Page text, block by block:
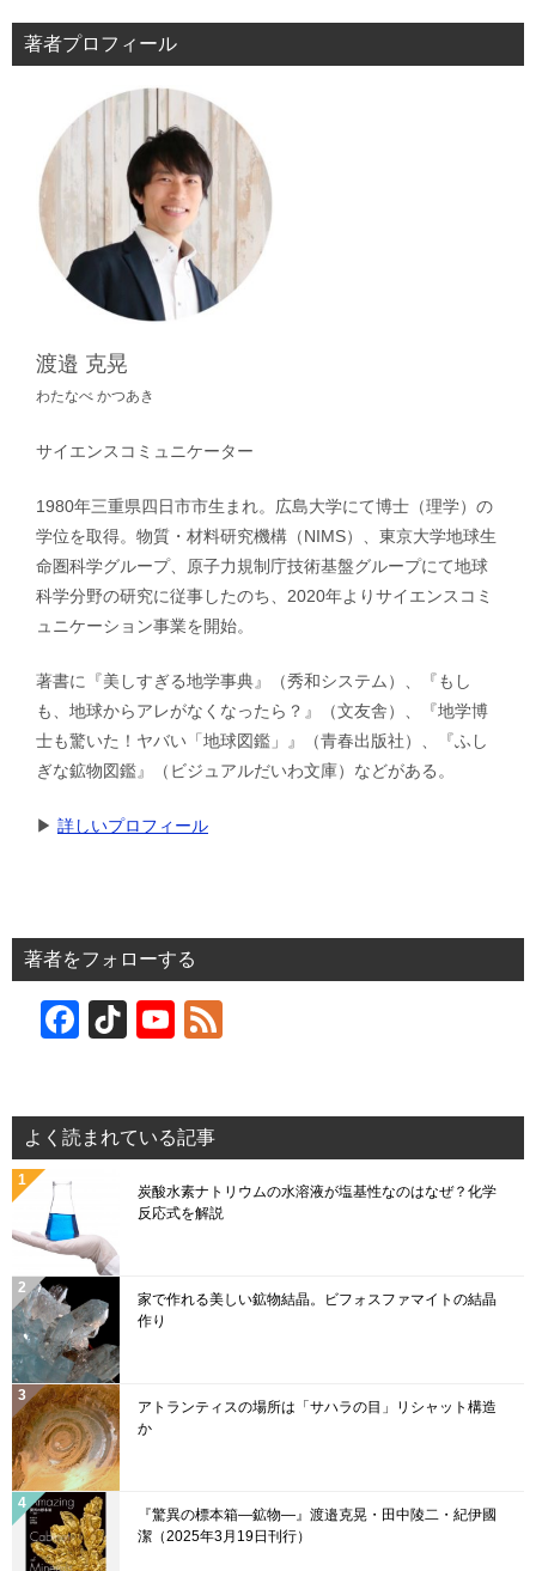
著者プロフィール
渡邉 克晃
わたなべ かつあき
サイエンスコミュニケーター
1980年三重県四日市市生まれ。広島大学にて博士（理学）の
学位を取得。物質・材料研究機構（NIMS）、東京大学地球生
命圏科学グループ、原子力規制庁技術基盤グループにて地球
科学分野の研究に従事したのち、2020年よりサイエンスコミ
ュニケーション事業を開始。
著書に『美しすぎる地学事典』（秀和システム）、『もし
も、地球からアレがなくなったら？』（文友舎）、『地学博
士も驚いた！ヤバい「地球図鑑」』（青春出版社）、『ふし
ぎな鉱物図鑑』（ビジュアルだいわ文庫）などがある。
▶︎ 詳しいプロフィール
著者をフォローする
F
e
b
o
k
Ti
o
k
Y
T
u
b
C
n
よく読まれている記事
炭酸水素ナトリウムの水溶液が塩基性なのはなぜ？化学
反応式を解説
家で作れる美しい鉱物結晶。ビフォスファマイトの結晶
作り
アトランティスの場所は「サハラの目」リシャット構造
か
『驚異の標本箱—鉱物—』渡邉克晃・田中陵二・紀伊國
潔（2025年3月19日刊行）